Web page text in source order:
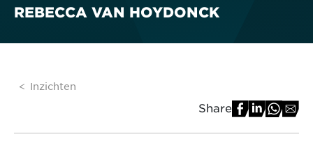
REBECCA VAN HOYDONCK
Inzichten
Share